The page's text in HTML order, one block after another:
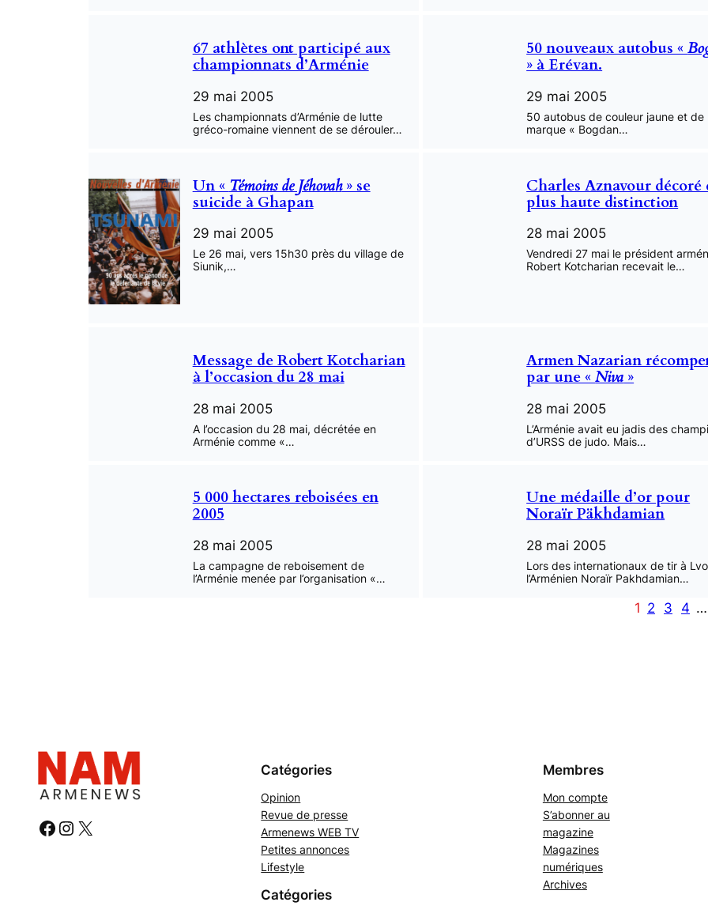
67 athlètes ont participé aux
championnats d’Arménie
29 mai 2005
Les championnats d’Arménie de lutte
gréco-romaine viennent de se dérouler…
50 nouveaux autobus «
» à Erévan.
29 mai 2005
50 autobus de couleur jaune et de
marque « Bogdan…
Un « Témoins de Jéhovah» se
suicide à Ghapan
29 mai 2005
Le 26 mai, vers 15h30 près du village de
Siunik,…
Charles Aznavour décoré
plus haute distinction
28 mai 2005
Vendredi 27 mai le président
Robert Kotcharian recevait le…
Message de Robert Kotcharian
à l’occasion du 28 mai
28 mai 2005
A l’occasion du 28 mai, décrétée en
Arménie comme «…
Armen Nazarian
par une «Niva »
28 mai 2005
L’Arménie avait eu jadis des
d’URSS de judo. Mais…
5 000 hectares reboisées en
2005
28 mai 2005
La campagne de reboisement de
l’Arménie menée par l’organisation «…
Une médaille d’or pour
Noraïr Päkhdamian
28 mai 2005
Lors des internationaux de tir à
l’Arménien Noraïr Pakhdamian…
1 2 3 4 …
# # #
Catégories
Opinion
Revue de presse
Armenews WEB TV
Petites annonces
Lifestyle
Catégories
Membres
Mon compte
S’abonner au
magazine
Magazines
numériques
Archives